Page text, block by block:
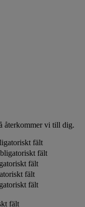
återkommer vi till dig.
fält
fält
fält
fält
fält
fält